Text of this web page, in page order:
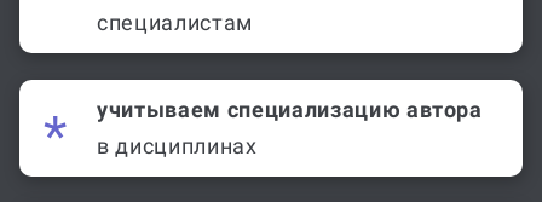
специалистам
учитываем специализацию автора
в дисциплинах